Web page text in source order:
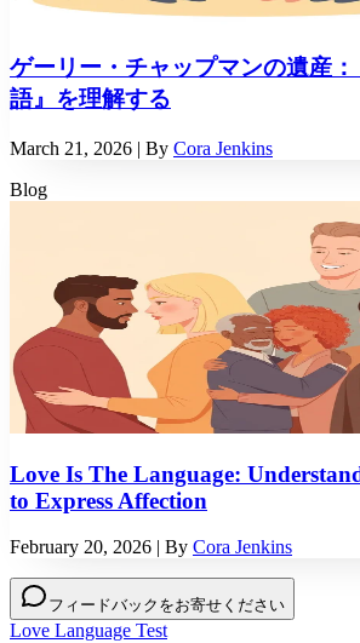
ゲーリー・チャップマンの遺産
語』を理解する
March 21, 2026 | By Cora Jenkins
Blog
Love Is The Language:
to Express Affection
February 20, 2026 | By Cora Jenkins
フィードバックをお寄せください
Love Language Test